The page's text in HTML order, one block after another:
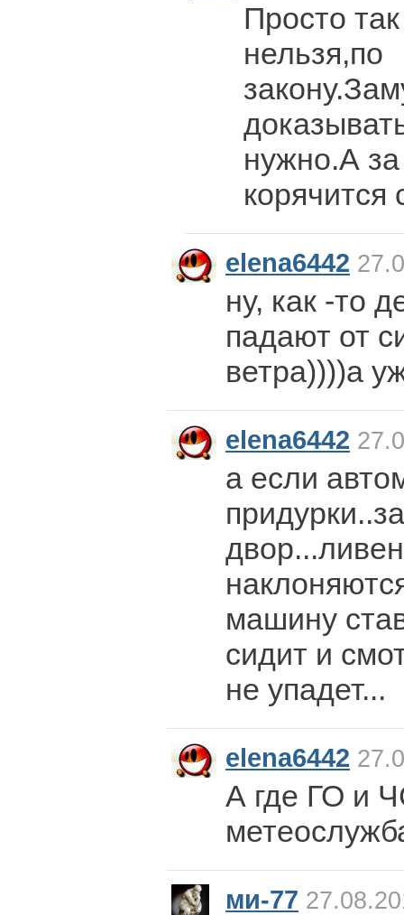
Просто
нельзя,по
нужно.А
корячится
elena6442
ну, как -то
падают от
ветра))))а
elena6442
а если
машину
сидит и
не упадет...
elena6442
А где ГО и
ми-77